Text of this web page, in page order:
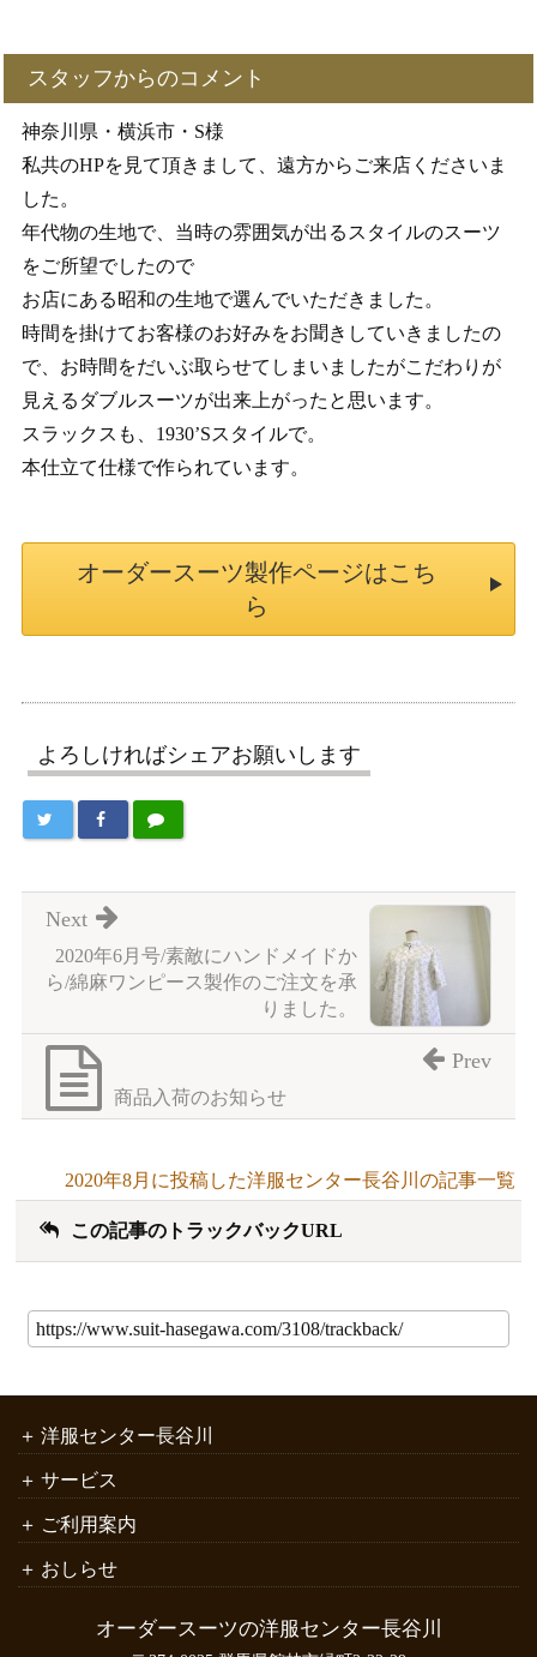
スタッフからのコメント
神奈川県・横浜市・S様
私共のHPを見て頂きまして、遠方からご来店くださいま
した。
年代物の生地で、当時の雰囲気が出るスタイルのスーツ
をご所望でしたので
お店にある昭和の生地で選んでいただきました。
時間を掛けてお客様のお好みをお聞きしていきましたの
で、お時間をだいぶ取らせてしまいましたがこだわりが
見えるダブルスーツが出来上がったと思います。
スラックスも、1930’Sスタイルで。
本仕立て仕様で作られています。
オーダースーツ製作ページはこち
ら
よろしければシェアお願いします
2020年6月号/素敵にハンドメイドか
ら/綿麻ワンピース製作のご注文を承
りました。
Next
商品入荷のお知らせ
Prev
2020年8月に投稿した洋服センター長谷川の記事一覧
この記事のトラックバックURL
洋服センター長谷川
サービス
ご利用案内
おしらせ
オーダースーツの洋服センター長谷川